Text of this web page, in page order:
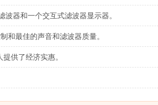
器和一个交互式滤波器显示器。
和最佳的声音和滤波器质量。
供了经济实惠。